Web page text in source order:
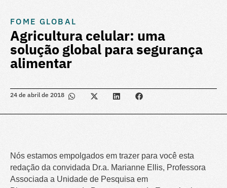
FOME GLOBAL
Agricultura celular: uma
solução global para segurança
alimentar
24 de abril de 2018
Nós estamos empolgados em trazer para você esta
redação da convidada Dr.a. Marianne Ellis, Professora
Associada a Unidade de Pesquisa em